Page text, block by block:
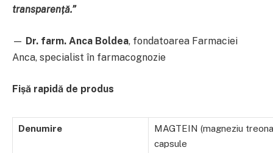
transparență.”
— Dr. farm. Anca Boldea, fondatoarea Farmaciei
Anca, specialist în farmacognozie
Fișă rapidă de produs
Denumire
MAGTEIN (magneziu
capsule